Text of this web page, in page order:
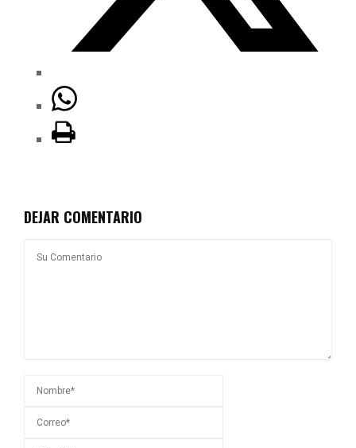
DEJAR COMENTARIO